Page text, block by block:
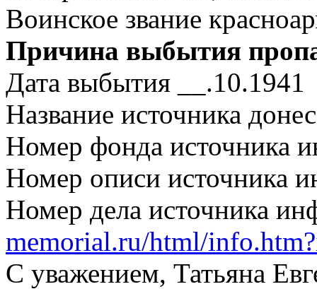
Воинское звание
Причина выбытия
Дата выбытия __.10.1941
Название источника
Номер фонда источника
Номер описи источника
Номер дела источника
memorial.ru/html/
С уважением, Татьяна